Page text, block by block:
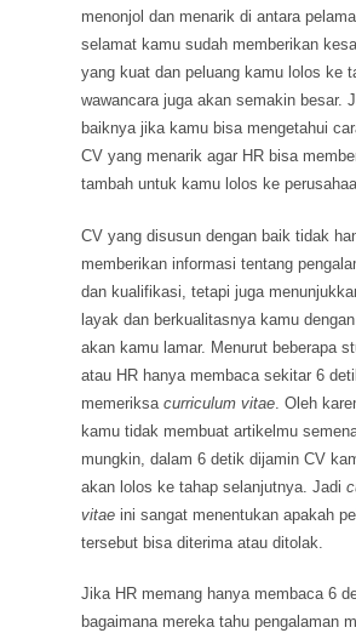
menonjol dan menarik di antara
selamat kamu sudah memberikan
yang kuat dan peluang kamu lolos ke
wawancara juga akan semakin besar.
baiknya jika kamu bisa mengetahui
CV yang menarik agar HR bisa
tambah untuk kamu lolos ke
CV yang disusun dengan baik tidak
memberikan informasi tentang
dan kualifikasi, tetapi juga
layak dan berkualitasnya kamu
akan kamu lamar. Menurut beberapa
atau HR hanya membaca sekitar 6
memeriksacurriculum vitae . Oleh
kamu tidak membuat artikelmu
mungkin, dalam 6 detik dijamin CV
akan lolos ke tahap selanjutnya. Jadi
vitae ini sangat menentukan apakah
tersebut bisa diterima atau ditolak.
Jika HR memang hanya membaca 6
bagaimana mereka tahu pengalaman